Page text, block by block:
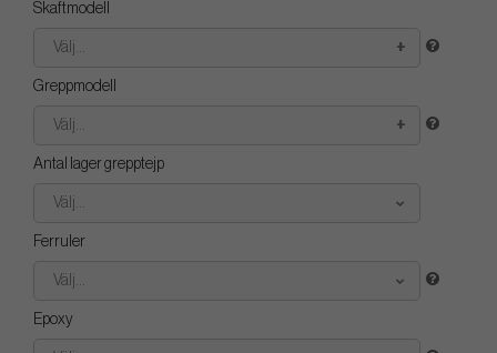
Skaftmodell
Välj...
Greppmodell
Välj...
Antal lager grepptejp
Välj...
Ferruler
Välj...
Epoxy